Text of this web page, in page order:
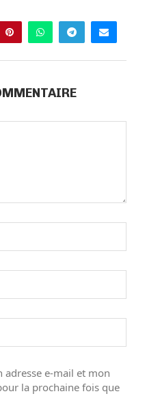
e-mail et mon
la prochaine fois que